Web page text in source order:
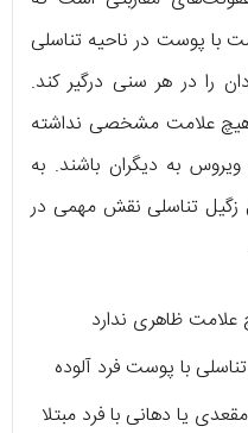
با پوست در ناحیه تناسلی
را در هر سنی درگیر کند.
هیچ علامت مشخصی نداشته
ویروس به دیگران باشند. به
زگیل تناسلی نقش مهمی در
علامت ظاهری ندارد
با پوست فرد آلوده
یا دهانی با فرد مبتلا